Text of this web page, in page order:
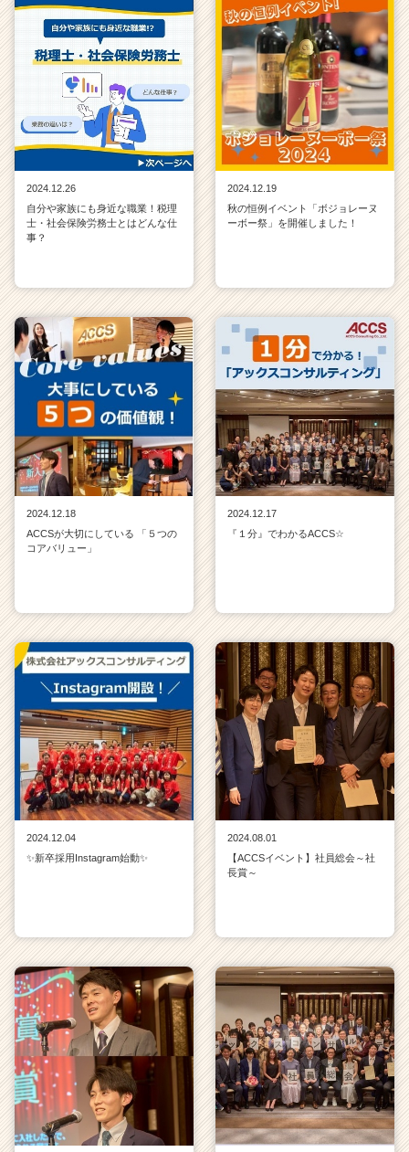
2024.12.26
自分や家族にも身近な職業！税理
士・社会保険労務士とはどんな仕
事？
2024.12.19
秋の恒例イベント「ボジョレーヌ
ーボー祭」を開催しました！
2024.12.18
ACCSが大切にしている 「５つの
コアバリュー」
2024.12.17
『１分』でわかるACCS☆
2024.12.04
✨新卒採用Instagram始動✨
2024.08.01
【ACCSイベント】社員総会～社
長賞～